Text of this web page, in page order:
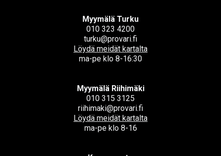
Myymälä Turku
010 323 4200
turku@provari.fi
Löydä meidät kartalta
ma-pe klo 8-16:30
Myymälä Riihimäki
010 315 3125
riihimaki@provari.fi
Löydä meidät kartalta
ma-pe klo 8-16